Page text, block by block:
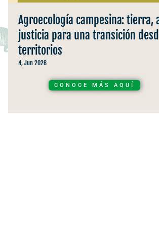
Agroecología campesina: tierra,
justicia para una transición
territorios
4, Jun 2026
CONOCE MÁS AQUÍ